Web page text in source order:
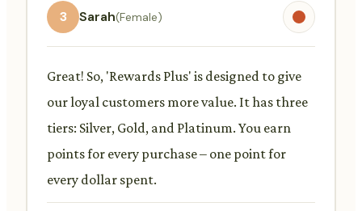
3 Sarah(Female)
Great! So, 'Rewards Plus' is designed to give
our loyal customers more value. It has three
tiers: Silver, Gold, and Platinum. You earn
points for every purchase – one point for
every dollar spent.